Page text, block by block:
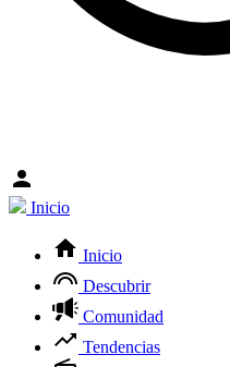
Inicio
Inicio
Descubrir
Comunidad
Tendencias